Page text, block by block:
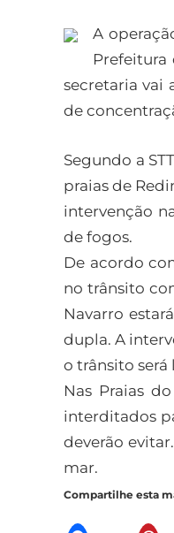
A
Prefeitura
secretaria vai
de
Segundo a
praias de
intervenção
de fogos.
De acordo
no trânsito
Navarro
dupla. A
o trânsito será
Nas Praias
interditados
deverão
mar.
Compartilhe esta